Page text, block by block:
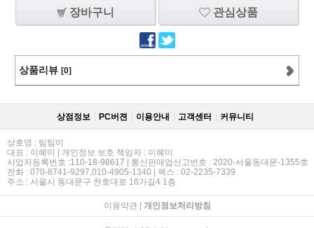
장바구니 관심상품
상품리뷰 [0]
상점정보 PC버젼 이용안내 고객센터 커뮤니티
상호명 : 팀팀이
대표 : 이혜미 | 개인정보 보호 책임자 : 이혜미
사업자등록번호 :110-18-98617 | 통신판매업신고번호 : 2020-서울동대문-1355호
전화 : 070-8741-9297,010-4905-1340 | 팩스 : 02-2235-7339
주소 : 서울시 동대문구 천호대로 16가길4 1층
이용약관| 개인정보처리방침